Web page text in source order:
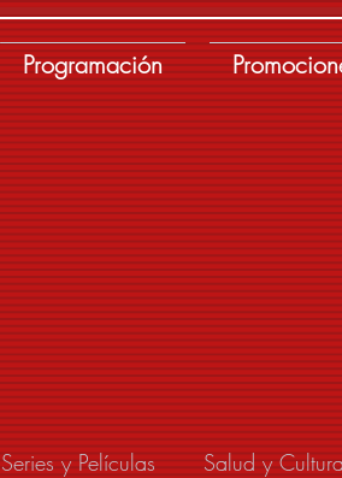
Programación
Series y Películas Salud y